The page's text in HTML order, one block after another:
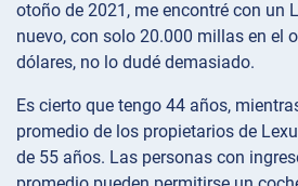
otoño de 2021, me encontré con un
nuevo, con solo 20.000 millas en el
dólares, no lo dudé demasiado.
Es cierto que tengo 44 años,
promedio de los propietarios de
de 55 años. Las personas con